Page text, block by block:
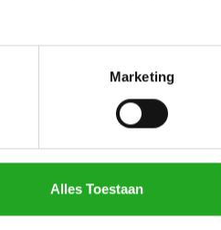
Marketing
Alles Toestaan
silver/zwart
139cm
121cm
alle specificaties